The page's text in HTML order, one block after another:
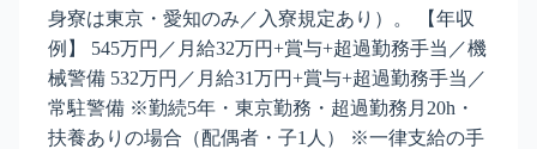
身寮は東京・愛知のみ／入寮規定あり）。 【年収
例】 545万円／月給32万円+賞与+超過勤務手当／機
械警備 532万円／月給31万円+賞与+超過勤務手当／
常駐警備 ※勤続5年・東京勤務・超過勤務月20h・
扶養ありの場合（配偶者・子1人） ※一律支給の手